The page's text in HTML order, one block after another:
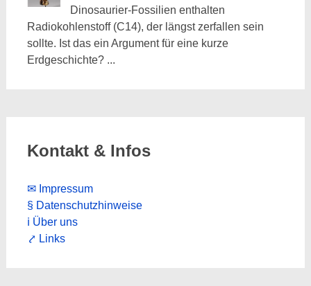
Dinosaurier-Fossilien enthalten
Radiokohlenstoff (C14), der längst zerfallen sein
sollte. Ist das ein Argument für eine kurze
Erdgeschichte?...
Kontakt & Infos
✉ Impressum
§ Datenschutzhinweise
ℹ Über uns
⤤ Links